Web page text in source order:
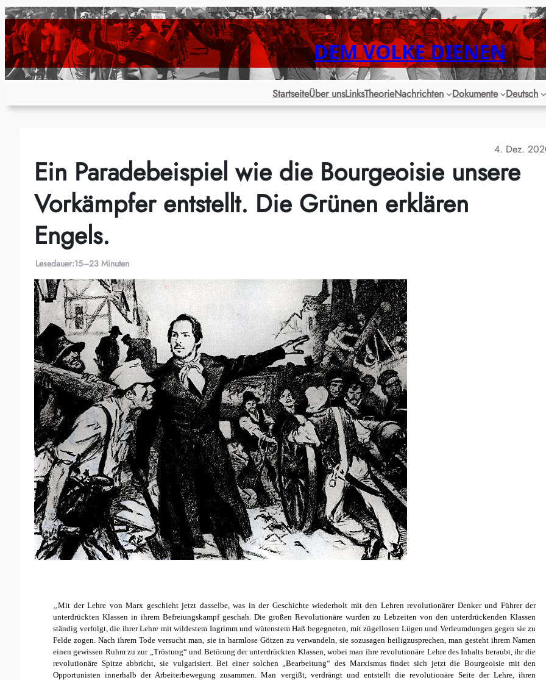
Zum
Inhalt
springen
DEM VOLKE DIENEN
StartseiteÜber unsLinksTheorieNachrichten Dokumente Deutsch
4. Dez.
Ein Paradebeispiel wie die Bourgeoisie unsere
Vorkämpfer entstellt. Die Grünen erklären
Engels.
Lesedauer:15–23 Minuten
„Mit der Lehre von Marx geschieht jetzt dasselbe, was in der Geschichte wiederholt mit den Lehren revolutionärer Denker und Führer der
unterdrückten Klassen in ihrem Befreiungskampf geschah. Die großen Revolutionäre wurden zu Lebzeiten von den unterdrückenden Klassen
ständig verfolgt, die ihrer Lehre mit wildestem Ingrimm und wütenstem Haß begegneten, mit zügellosen Lügen und Verleumdungen gegen sie zu
Felde zogen. Nach ihrem Tode versucht man, sie in harmlose Götzen zu verwandeln, sie sozusagen heiligzusprechen, man gesteht ihremNamen
einen gewissen Ruhm zu zur „Tröstung“ und Betörung der unterdrückten Klassen, wobei man ihre revolutionäre Lehre desInhalts beraubt, ihr die
revolutionäre Spitze abbricht, sie vulgarisiert.Bei einer solchen „Bearbeitung“ des Marxismus findet sich jetzt die Bourgeoisie mit den
Opportunisten innerhalb der Arbeiterbewegung zusammen. Man vergißt, verdrängt und entstellt die revolutionäre Seite der Lehre, ihren